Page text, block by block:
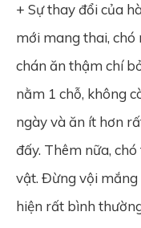
+ Sự thay đổi của
mới mang thai,
chán ăn thậm chí
nằm 1 chỗ, không
ngày và ăn ít hơn
đấy. Thêm nữa,
vật. Đừng vội mắng
hiện rất bình